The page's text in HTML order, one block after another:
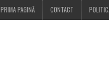
PRIMA PAGINĂ CONTACT